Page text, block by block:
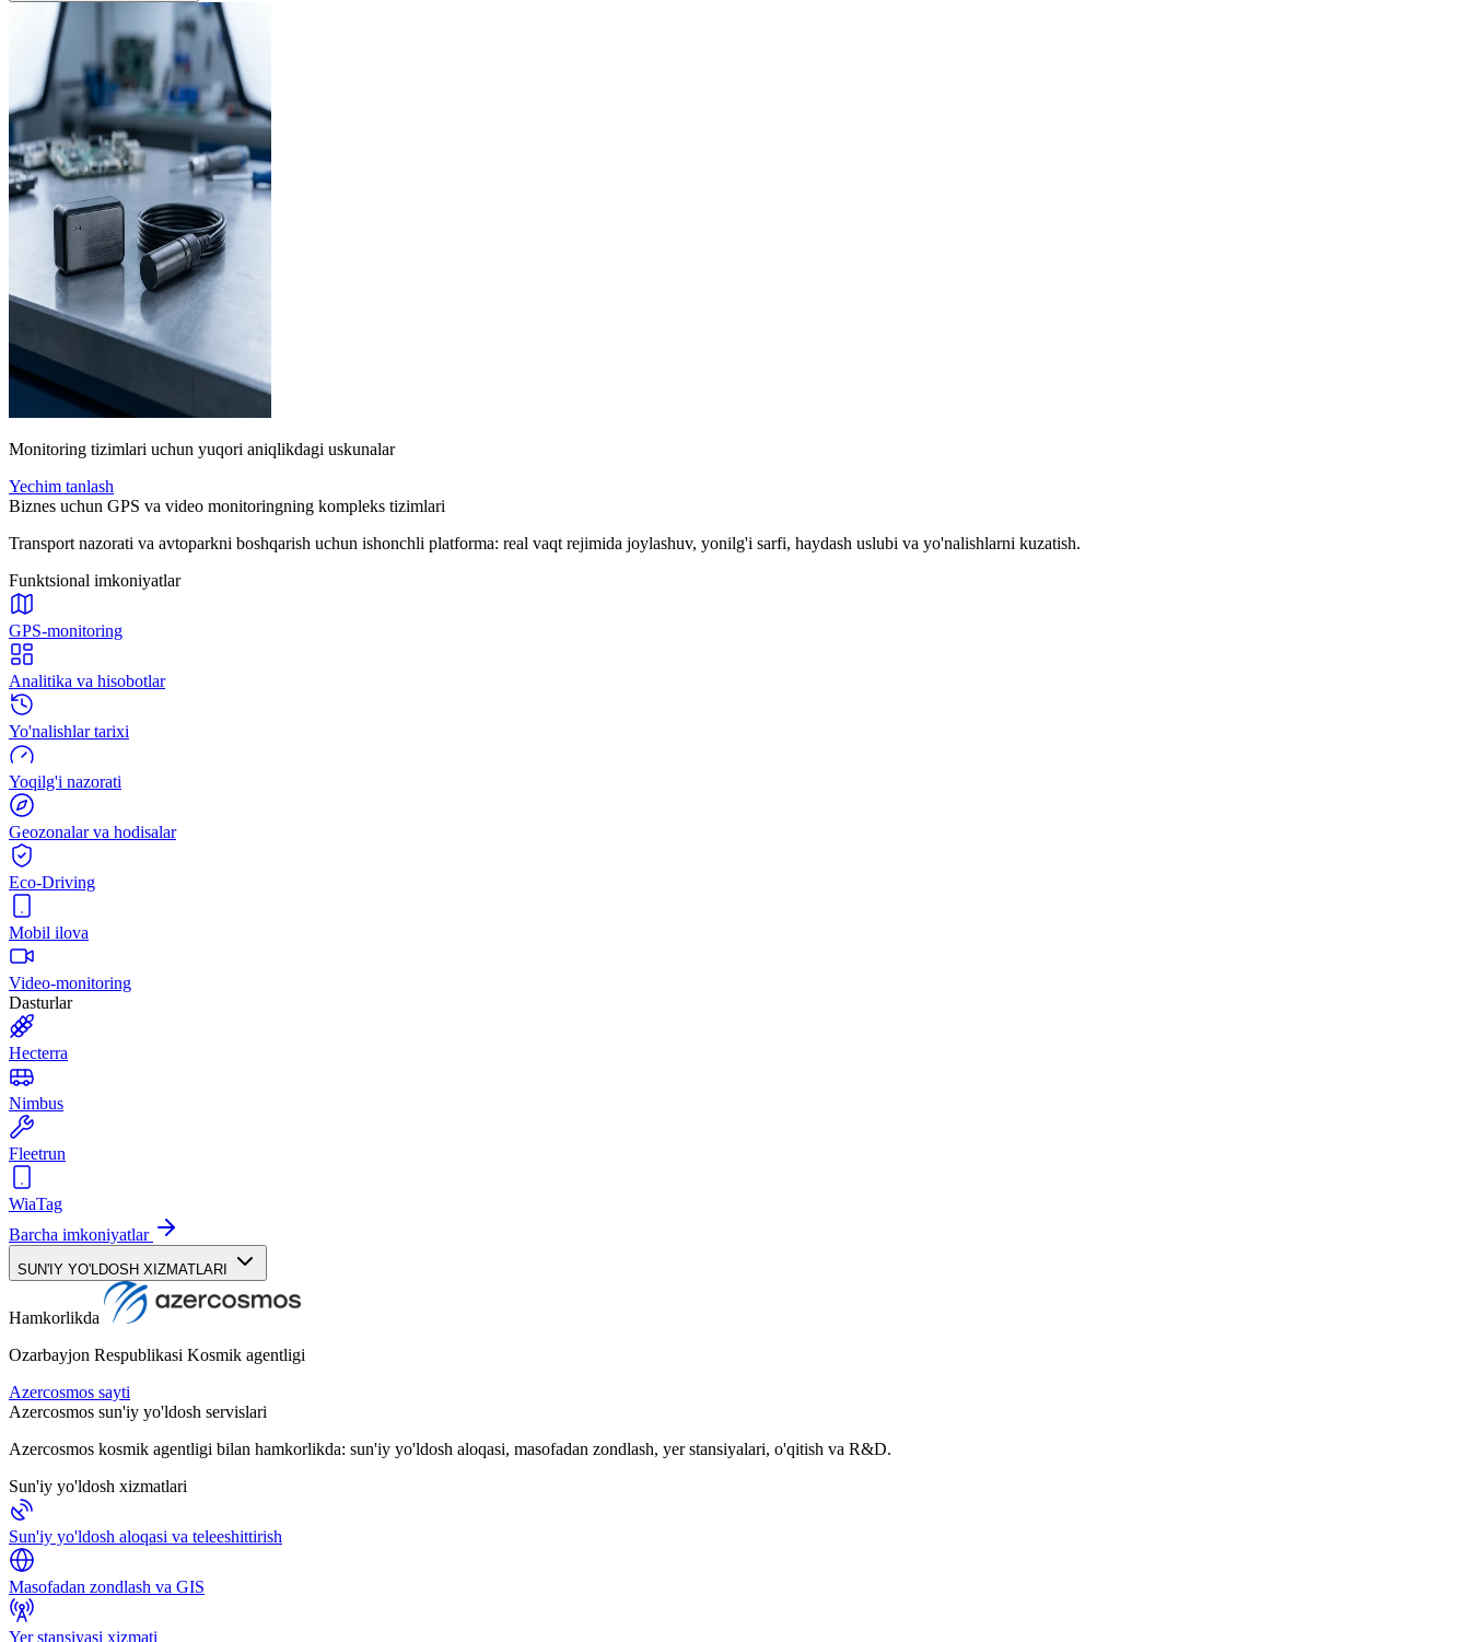
Monitoring tizimlari uchun yuqori aniqlikdagi uskunalar
Yechim tanlash
Biznes uchun GPS va video monitoringning kompleks tizimlari
Transport nazorati va avtoparkni boshqarish uchun ishonchli platforma: real vaqt rejimida joylashuv, yonilg'i sarfi, haydash uslubi va yo'nalishlarni kuzatish.
Funktsional imkoniyatlar
GPS-monitoring
Analitika va hisobotlar
Yo'nalishlar tarixi
Yoqilg'i nazorati
Geozonalar va hodisalar
Eco-Driving
Mobil ilova
Video-monitoring
Dasturlar
Hecterra
Nimbus
Fleetrun
WiaTag
Barcha imkoniyatlar
SUN'IY YO'LDOSH XIZMATLARI
Hamkorlikda
Ozarbayjon Respublikasi Kosmik agentligi
Azercosmos sayti
Azercosmos sun'iy yo'ldosh servislari
Azercosmos kosmik agentligi bilan hamkorlikda: sun'iy yo'ldosh aloqasi, masofadan zondlash, yer stansiyalari, o'qitish va R&D.
Sun'iy yo'ldosh xizmatlari
Sun'iy yo'ldosh aloqasi va teleeshittirish
Masofadan zondlash va GIS
Yer stansiyasi xizmati